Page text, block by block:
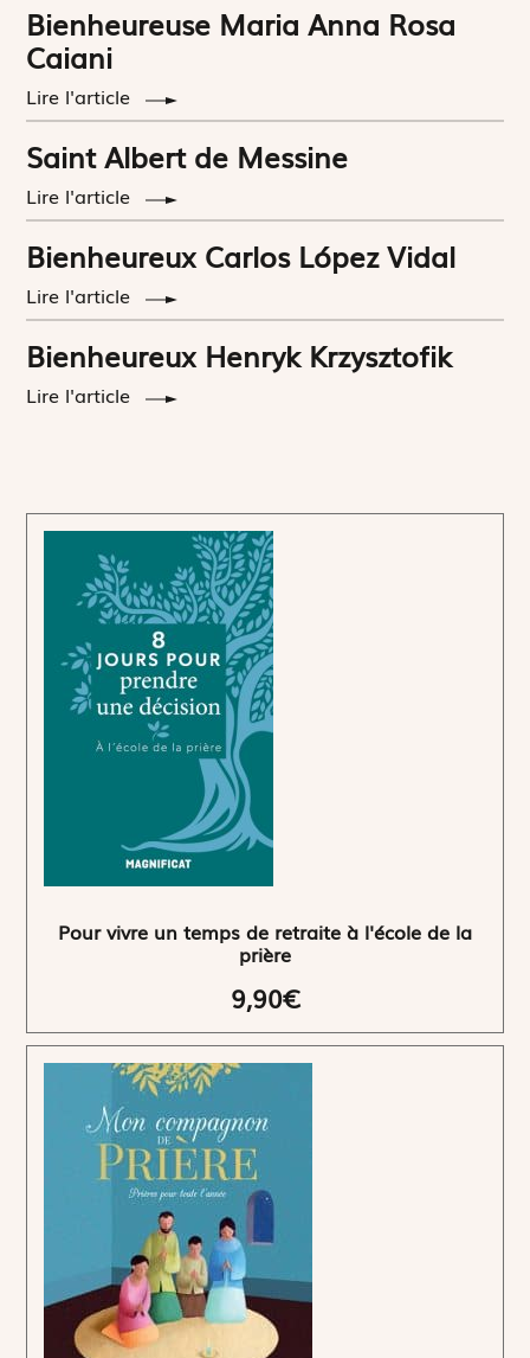
Bienheureuse Maria Anna Rosa
Caiani
Lire l'article
Saint Albert de Messine
Lire l'article
Bienheureux Carlos López Vidal
Lire l'article
Bienheureux Henryk Krzysztofik
Lire l'article
Pour vivre un temps de retraite à l'école de la
prière
9,90€